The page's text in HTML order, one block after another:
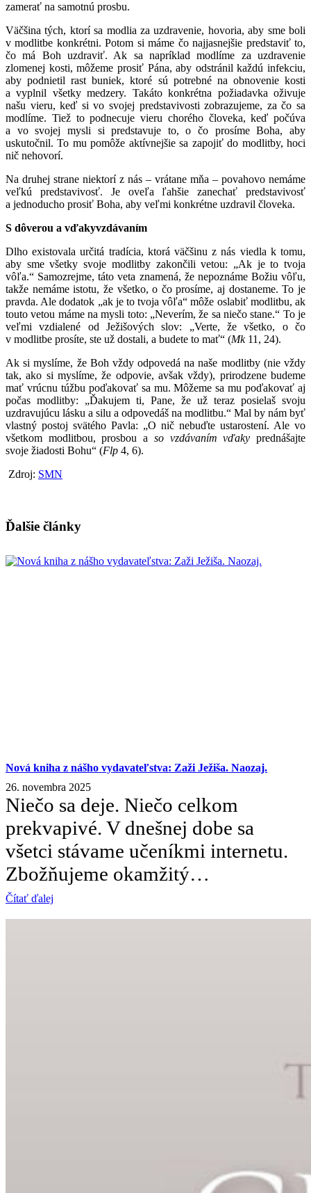
zamerať na samotnú prosbu.
Väčšina tých, ktorí sa modlia za uzdravenie, hovoria, aby sme boli
v modlitbe konkrétni. Potom si máme čo najjasnejšie predstaviť to,
čo má Boh uzdraviť. Ak sa napríklad modlíme za uzdravenie
zlomenej kosti, môžeme prosiť Pána, aby odstránil každú infekciu,
aby podnietil rast buniek, ktoré sú potrebné na obnovenie kosti
a vyplnil všetky medzery. Takáto konkrétna požiadavka oživuje
našu vieru, keď si vo svojej predstavivosti zobrazujeme, za čo sa
modlíme. Tiež to podnecuje vieru chorého človeka, keď počúva
a vo svojej mysli si predstavuje to, o čo prosíme Boha, aby
uskutočnil. To mu pomôže aktívnejšie sa zapojiť do modlitby, hoci
nič nehovorí.
Na druhej strane niektorí z nás – vrátane mňa – povahovo nemáme
veľkú predstavivosť. Je oveľa ľahšie zanechať predstavivosť
a jednoducho prosiť Boha, aby veľmi konkrétne uzdravil človeka.
S dôverou a vďakyvzdávaním
Dlho existovala určitá tradícia, ktorá väčšinu z nás viedla k tomu,
aby sme všetky svoje modlitby zakončili vetou: „Ak je to tvoja
vôľa.“ Samozrejme, táto veta znamená, že nepoznáme Božiu vôľu,
takže nemáme istotu, že všetko, o čo prosíme, aj dostaneme. To je
pravda. Ale dodatok „ak je to tvoja vôľa“ môže oslabiť modlitbu, ak
touto vetou máme na mysli toto: „Neverím, že sa niečo stane.“ To je
veľmi vzdialené od Ježišových slov: „Verte, že všetko, o čo
v modlitbe prosíte, ste už dostali, a budete to mať“ (Mk11, 24).
Ak si myslíme, že Boh vždy odpovedá na naše modlitby (nie vždy
tak, ako si myslíme, že odpovie, avšak vždy), prirodzene budeme
mať vrúcnu túžbu poďakovať sa mu. Môžeme sa mu poďakovať aj
počas modlitby: „Ďakujem ti, Pane, že už teraz posielaš svoju
uzdravujúcu lásku a silu a odpovedáš na modlitbu.“ Mal by nám byť
vlastný postoj svätého Pavla: „O nič nebuďte ustarostení. Ale vo
všetkom modlitbou, prosbou a so vzdávaním vďaky prednášajte
svoje žiadosti Bohu“ (Flp 4, 6).
Zdroj: SMN
Ďalšie články
Nová kniha z nášho vydavateľstva: Zaži Ježiša. Naozaj.
26. novembra 2025
Niečo sa deje. Niečo celkom
prekvapivé. V dnešnej dobe sa
všetci stávame učeníkmi internetu.
Zbožňujeme okamžitý…
Čítať ďalej